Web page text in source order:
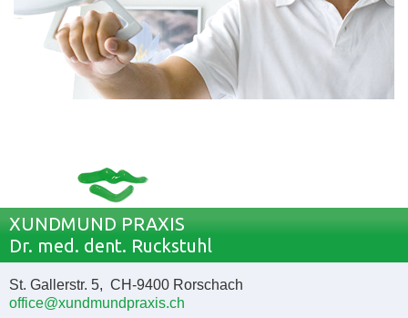
XUNDMUND PRAXIS
Dr. med. dent. Ruckstuhl
St. Gallerstr. 5, CH-9400 Rorschach
office@xundmundpraxis.ch